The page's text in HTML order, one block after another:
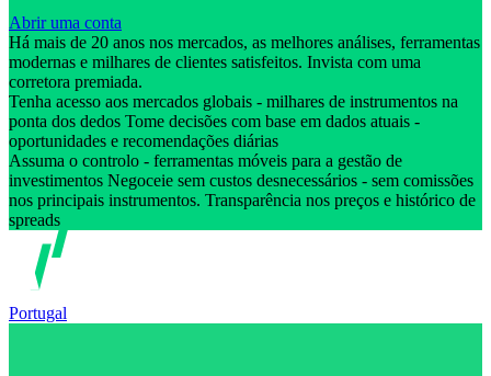
Abrir uma conta
Há mais de 20 anos nos mercados, as melhores análises, ferramentas
modernas e milhares de clientes satisfeitos. Invista com uma
corretora premiada.
Tenha acesso aos mercados globais - milhares de instrumentos na
ponta dos dedos Tome decisões com base em dados atuais -
oportunidades e recomendações diárias
Assuma o controlo - ferramentas móveis para a gestão de
investimentos Negoceie sem custos desnecessários - sem comissões
nos principais instrumentos. Transparência nos preços e histórico de
spreads
Portugal